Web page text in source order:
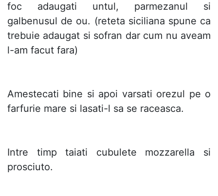
foc adaugati untul, parmezanul si
galbenusul de ou. (reteta siciliana spune ca
trebuie adaugat si sofran dar cum nu aveam
l-am facut fara)
Amestecati bine si apoi varsati orezul pe o
farfurie mare si lasati-l sa se raceasca.
Intre timp taiati cubulete mozzarella si
prosciuto.